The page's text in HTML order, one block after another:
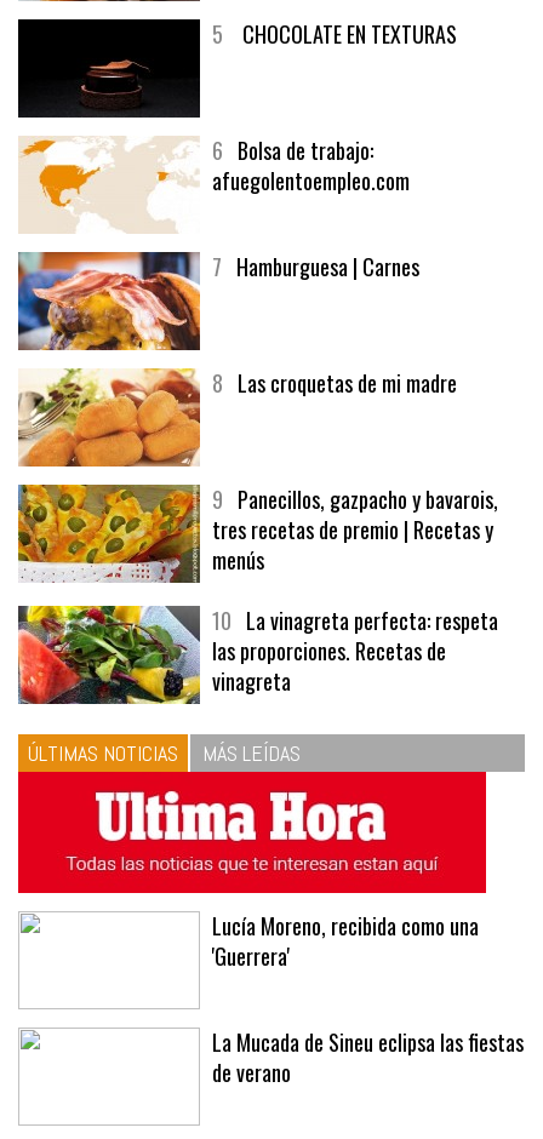
5 CHOCOLATE EN TEXTURAS
6 Bolsa de trabajo:
afuegolentoempleo.com
7 Hamburguesa | Carnes
8 Las croquetas de mi madre
9 Panecillos, gazpacho y bavarois,
tres recetas de premio | Recetas y
menús
10 La vinagreta perfecta: respeta
las proporciones. Recetas de
vinagreta
ÚLTIMAS NOTICIAS MÁS LEÍDAS
Lucía Moreno, recibida como una
'Guerrera'
La Mucada de Sineu eclipsa las fiestas
de verano